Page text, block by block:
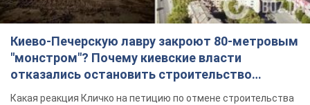
Киево-Печерскую лавру закроют 80-метровым
"монстром"? Почему киевские власти
отказались остановить строительство
небоскреба "московского верующего"
Какая реакция Кличко на петицию по отмене строительства